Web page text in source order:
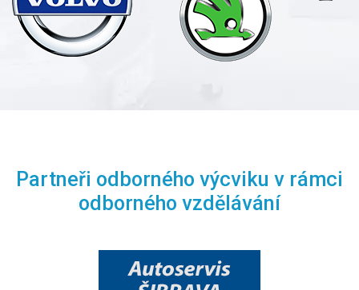
Partneři odborného výcviku v rámci
odborného vzdělávání